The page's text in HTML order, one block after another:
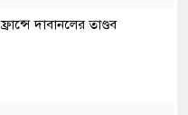
ফ্রান্সে দাবানলের তাণ্ডব